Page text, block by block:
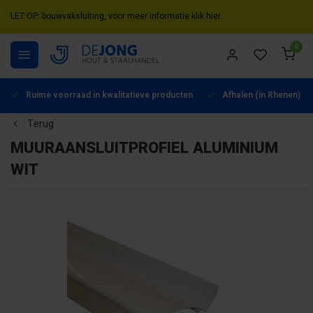
LET OP: bouwvaksluiting, voor meer informatie klik hier.
0
Ruime voorraad in kwalitatieve producten Afhalen (in Rhenen)
Terug
MUURAANSLUITPROFIEL ALUMINIUM
WIT